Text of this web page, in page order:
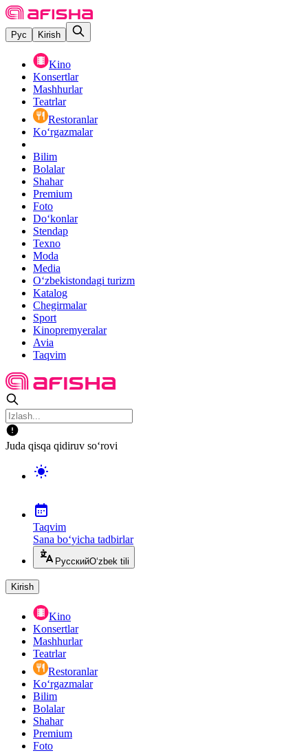
Рус Kirish
Kino
Konsertlar
Mashhurlar
Teatrlar
Restoranlar
Ko‘rgazmalar
Bilim
Bolalar
Shahar
Premium
Foto
Do‘konlar
Stendap
Texno
Moda
Media
O‘zbekistondagi turizm
Katalog
Chegirmalar
Sport
Kinopremyeralar
Avia
Taqvim
Juda qisqa qidiruv so‘rovi
Taqvim
Sana bo‘yicha tadbirlar
РусскийO‘zbek tili
Kirish
Kino
Konsertlar
Mashhurlar
Teatrlar
Restoranlar
Ko‘rgazmalar
Bilim
Bolalar
Shahar
Premium
Foto